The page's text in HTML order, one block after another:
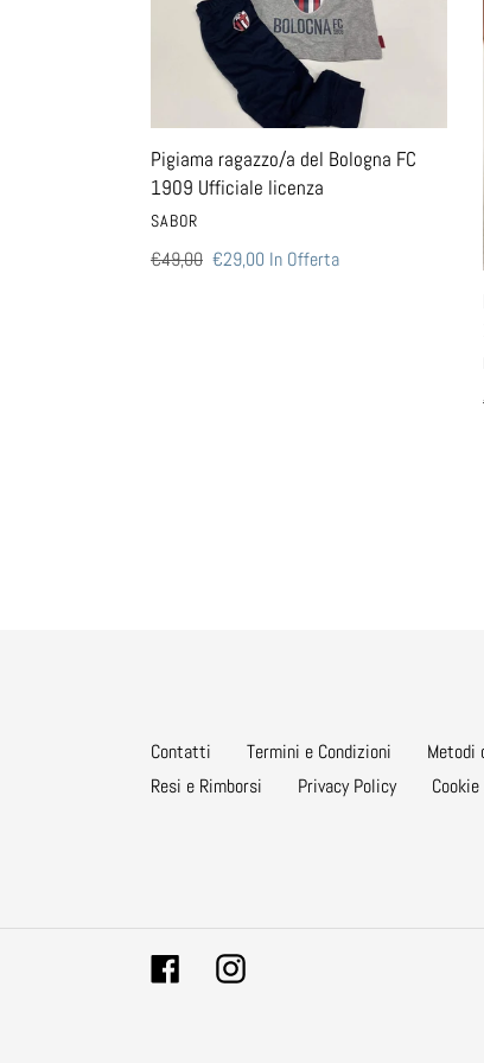
Pigiama ragazzo/a del Bologna FC
1909 Ufficiale licenza
VENDITORE
SABOR
Prezzo
€49,00 Prezzo
€29,00 In Offerta
Contatti Termini e Condizioni Metodi
Resi e Rimborsi
Privacy Policy
FacebookInstagram